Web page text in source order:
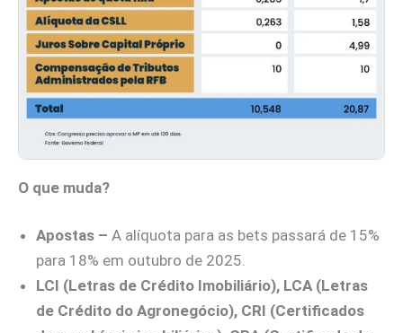
O que muda?
Apostas – A alíquota para as bets passará de 15%
para 18% em outubro de 2025.
LCI (Letras de Crédito Imobiliário), LCA (Letras
de Crédito do Agronegócio), CRI (Certificados